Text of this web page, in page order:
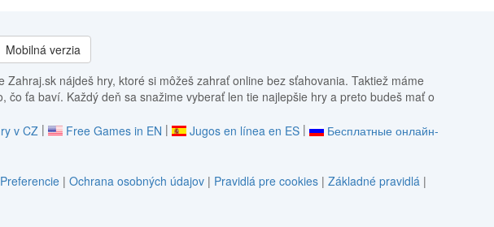
Mobilná verzia
Zahraj.sk nájdeš hry, ktoré si môžeš zahrať online bez sťahovania. Taktiež máme
čo ťa baví. Každý deň sa snažime vyberať len tie najlepšie hry a preto budeš mať o
v CZ | Free Games in EN | Jugos en línea en ES |
Бесплатные онлайн-
Preferencie | Ochrana osobných údajov| Pravidlá pre cookies| Základné pravidlá|